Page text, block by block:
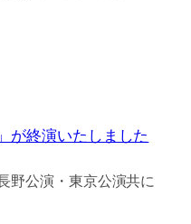
が終演いたしました
野公演・東京公演共に